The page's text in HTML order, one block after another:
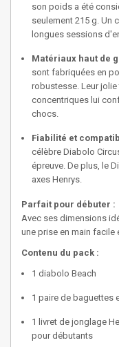
son poids a été
seulement 215 g. Un
longues sessions
Matériaux haut de
sont fabriquées en
robustesse. Leur
concentriques lui
chocs.
Fiabilité et
célèbre Diabolo
épreuve. De plus, le
axes Henrys.
Parfait pour débuter :
Avec ses dimensions
une prise en main facile
Contenu du pack :
1 diabolo Beach
1 paire de baguettes
1 livret de jonglage
pour débutants